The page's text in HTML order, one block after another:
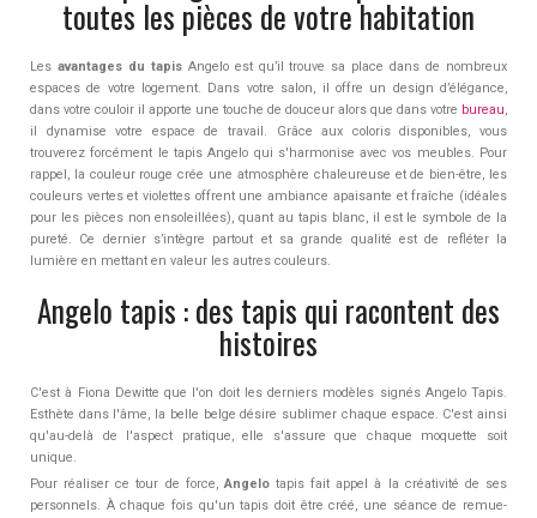
toutes les pièces de votre habitation
Les avantages du tapisAngelo est qu’il trouve sa place dans de nombreux
espaces de votre logement. Dans votre salon, il offre un design d’élégance,
dans votre couloir il apporte une touche de douceur alors que dans votre bureau,
il dynamise votre espace de travail. Grâce aux coloris disponibles, vous
trouverez forcément le tapis Angelo qui s'harmonise avec vos meubles. Pour
rappel, la couleur rouge crée une atmosphère chaleureuse et de bien-être, les
couleurs vertes et violettes offrent une ambiance apaisante et fraîche (idéales
pour les pièces non ensoleillées), quant au tapis blanc, il est le symbole de la
pureté. Ce dernier s’intègre partout et sa grande qualité est de refléter la
lumière en mettant en valeur les autres couleurs.
Angelo tapis : des tapis qui racontent des
histoires
C'est à Fiona Dewitte que l'on doit les derniers modèles signés Angelo Tapis.
Esthète dans l'âme, la belle belge désire sublimer chaque espace. C'est ainsi
qu'au-delà de l'aspect pratique, elle s'assure que chaque moquette soit
unique.
Pour réaliser ce tour de force,Angelotapis fait appel à la créativité de ses
personnels. À chaque fois qu'un tapis doit être créé, une séance de remue-